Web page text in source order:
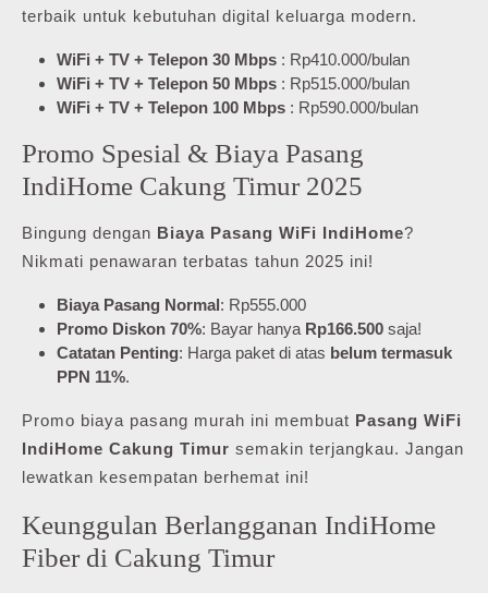
terbaik untuk kebutuhan digital keluarga modern.
WiFi + TV + Telepon 30 Mbps : Rp410.000/bulan
WiFi + TV + Telepon 50 Mbps : Rp515.000/bulan
WiFi + TV + Telepon 100 Mbps : Rp590.000/bulan
Promo Spesial & Biaya Pasang
IndiHome Cakung Timur 2025
Bingung dengan Biaya Pasang WiFi IndiHome?
Nikmati penawaran terbatas tahun 2025 ini!
Biaya Pasang Normal: Rp555.000
Promo Diskon 70%: Bayar hanya Rp166.500 saja!
Catatan Penting: Harga paket di atas belum termasuk
PPN 11%.
Promo biaya pasang murah ini membuat Pasang WiFi
IndiHome Cakung Timur semakin terjangkau. Jangan
lewatkan kesempatan berhemat ini!
Keunggulan Berlangganan IndiHome
Fiber di Cakung Timur